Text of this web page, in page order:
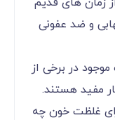
و ضد عفونی
در برخی از
مفید هستند.
غلظت خون چه